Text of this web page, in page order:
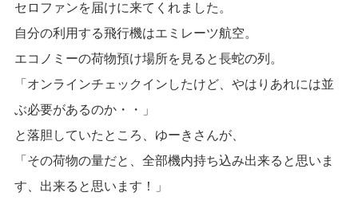
セロファンを届けに来てくれました。
自分の利用する飛行機はエミレーツ航空。
エコノミーの荷物預け場所を見ると長蛇の列。
「オンラインチェックインしたけど、やはりあれには並
ぶ必要があるのか・・」
と落胆していたところ、ゆーきさんが、
「その荷物の量だと、全部機内持ち込み出来ると思いま
す、出来ると思います！」